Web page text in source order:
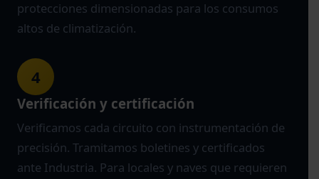
protecciones dimensionadas para los consumos
altos de climatización.
4
Verificación y certificación
Verificamos cada circuito con instrumentación de
precisión. Tramitamos boletines y certificados
ante Industria. Para locales y naves que requieren